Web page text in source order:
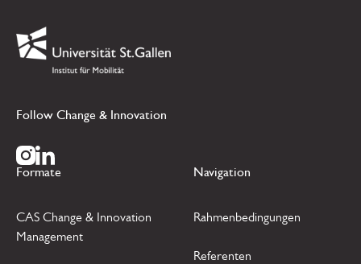
Link zur Startseite
Follow Change & Innovation
Zur Instagram Seite
Zur LinkedIn Seite
Formate
CAS Change & Innovation
Management
Navigation
Rahmenbedingungen
Referenten